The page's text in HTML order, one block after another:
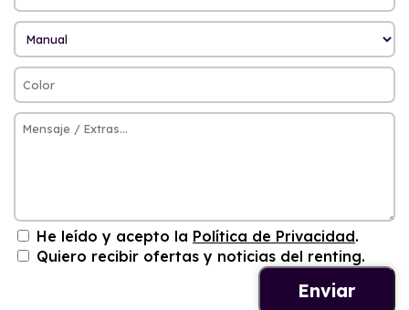
He leído y acepto la Política de Privacidad.
Quiero recibir ofertas y noticias del renting.